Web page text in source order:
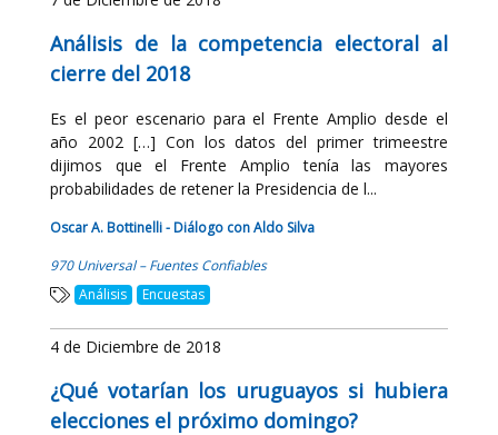
Análisis de la competencia electoral al
cierre del 2018
Es el peor escenario para el Frente Amplio desde el
año 2002 […] Con los datos del primer trimeestre
dijimos que el Frente Amplio tenía las mayores
probabilidades de retener la Presidencia de l...
Oscar A. Bottinelli - Diálogo con Aldo Silva
970 Universal – Fuentes Confiables
Análisis
Encuestas
4 de Diciembre de 2018
¿Qué votarían los uruguayos si hubiera
elecciones el próximo domingo?